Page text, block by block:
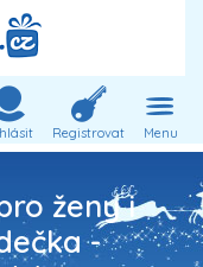
Registrovat Menu
ženy i
-